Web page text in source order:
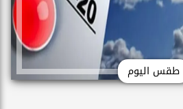
طقس اليوم